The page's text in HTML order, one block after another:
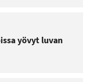
yövyt luvan